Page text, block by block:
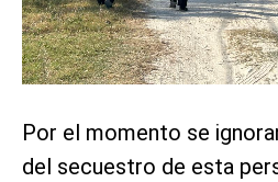
Por el momento se
del secuestro de esta